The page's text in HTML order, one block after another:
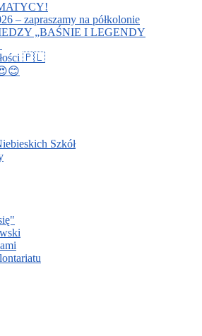
– zapraszamy na półkolonie
„BAŚNIE I LEGENDY
🇵🇱
Szkół